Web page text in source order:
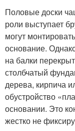
Половые доски
роли выступает
могут
основание.
на балки
столбчатый
дерева, кирпича
обустройство
основании. Это
жестко не